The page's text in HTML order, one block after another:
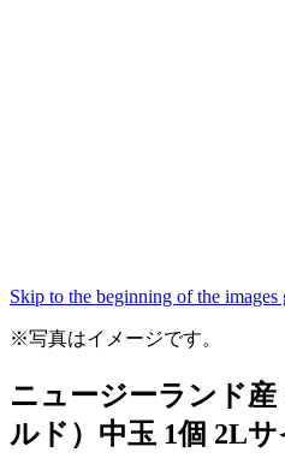
Skip to the beginning of the images
※写真はイメージです。
ニュージーランド
ルド）中玉 1個 2L